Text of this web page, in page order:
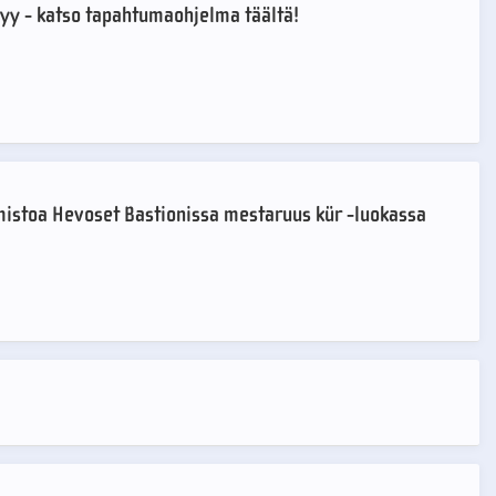
- katso tapahtumaohjelma täältä!
Hevoset Bastionissa mestaruus kür -luokassa